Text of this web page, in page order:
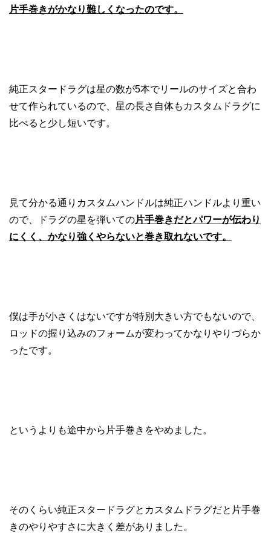
片手巻きがかなり難しくなったのです。
純正スタードラグは星の数が5本でリールのサイズと合わ
せて作られているので、星の長さ自体もカスタムドラグに
比べると少し短いです。
見て分かる通りカスタムハンドルは純正ハンドルより重い
ので、ドラグの星を弾いての片手巻きだとパワーが伝わり
にくく、かなり強くやらないと巻き取れないです。
僕は手が小さくはないですが特別大きい方でもないので、
ロッドの握り込みのフォームが変わってかなりやりづらか
ったです。
というよりも途中から片手巻きをやめました。
そのくらい純正スタードラグとカスタムドラグだと片手巻
きのやりやすさに大きく差がありました。